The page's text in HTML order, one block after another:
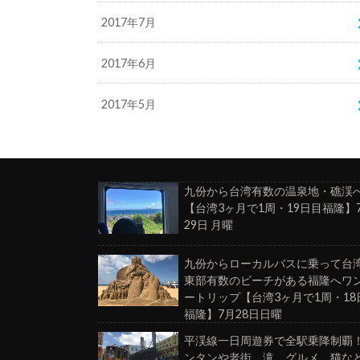
2017年7月
2017年6月
2017年5月
九份から台湾有数の温泉地・礁渓
【台湾3ヶ月で1周・19日目福隆】
29日 月曜
九份からローカルバスに乗って台
東部有数のビーチがある福隆へワ
ートリップ【台湾3ヶ月で1周・18
福隆】7月28日日曜
平渓線一日周遊券で全駅乗降制覇
ンタンや老街、滝、グルメ、猫な